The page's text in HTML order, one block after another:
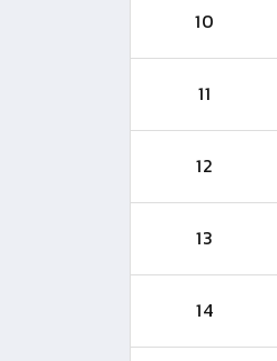
10
11
12
13
14